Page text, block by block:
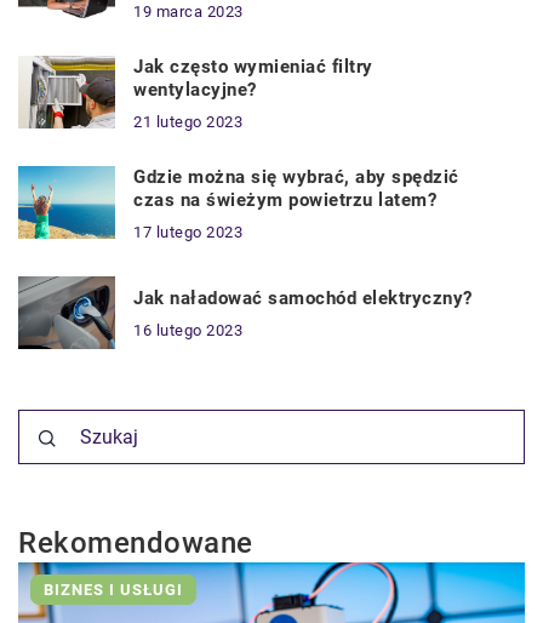
19 marca 2023
Jak często wymieniać filtry
wentylacyjne?
21 lutego 2023
Gdzie można się wybrać, aby spędzić
czas na świeżym powietrzu latem?
17 lutego 2023
Jak naładować samochód elektryczny?
16 lutego 2023
Rekomendowane
BIZNES I USŁUGI